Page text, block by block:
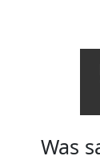
Was